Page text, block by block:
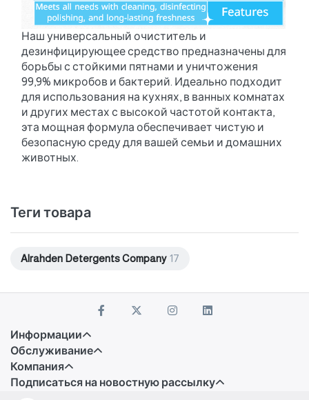
Наш универсальный очиститель и
дезинфицирующее средство предназначены для
борьбы с стойкими пятнами и уничтожения
99,9% микробов и бактерий. Идеально подходит
для использования на кухнях, в ванных комнатах
и других местах с высокой частотой контакта,
эта мощная формула обеспечивает чистую и
безопасную среду для вашей семьи и домашних
животных.
Теги товара
Alrahden Detergents Company 17
Информации
Обслуживание
Компания
Подписаться на новостную рассылку